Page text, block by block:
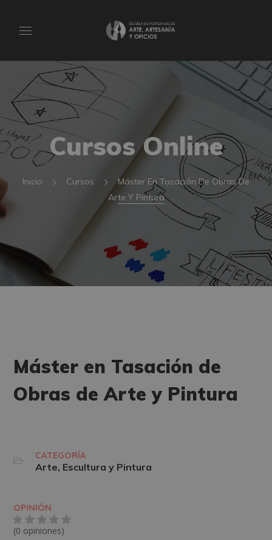
Cursos Online
Inicio Cursos
Máster En Tasación De Obras De
Arte Y Pintura
Máster en Tasación de
Obras de Arte y Pintura
CATEGORÍA
Arte, Escultura y Pintura
OPINIÓN
(0 opiniones)